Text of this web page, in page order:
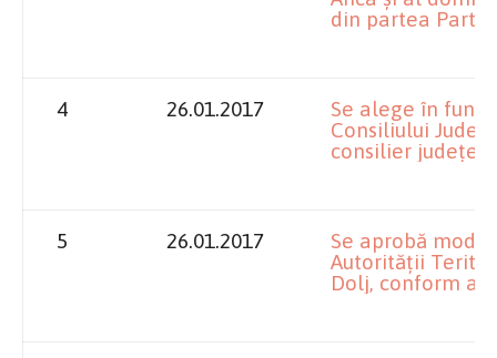
din partea
4 26.01.2017
Se alege în
Consiliului
consilier
5 26.01.2017
Se aprobă
Autorităţii
Dolj, conform